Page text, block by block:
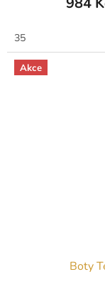
35
Akce
Boty